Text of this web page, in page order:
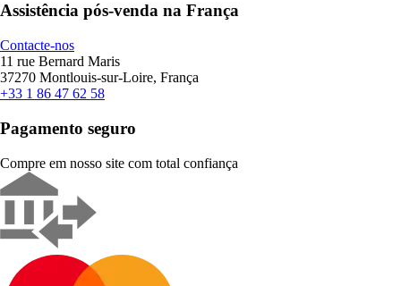
Assistência pós-venda na França
Contacte-nos
11 rue Bernard Maris
37270 Montlouis-sur-Loire, França
+33 1 86 47 62 58
Pagamento seguro
Compre em nosso site com total confiança